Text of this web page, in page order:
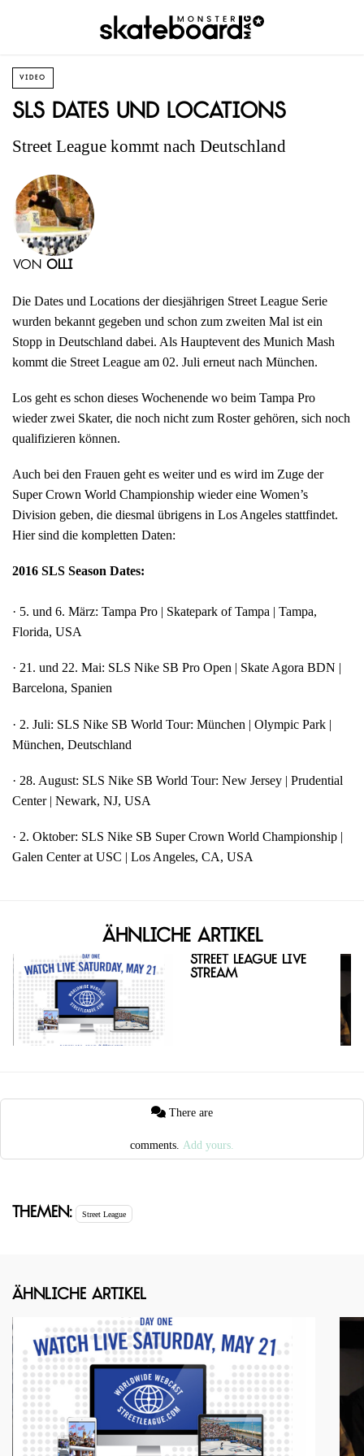
VIDEO
SLS Dates und Locations
Street League kommt nach Deutschland
von Olli
Die Dates und Locations der diesjährigen Street League Serie
wurden bekannt gegeben und schon zum zweiten Mal ist ein
Stopp in Deutschland dabei. Als Hauptevent des Munich Mash
kommt die Street League am 02. Juli erneut nach München.
Los geht es schon dieses Wochenende wo beim Tampa Pro
wieder zwei Skater, die noch nicht zum Roster gehören, sich noch
qualifizieren können.
Auch bei den Frauen geht es weiter und es wird im Zuge der
Super Crown World Championship wieder eine Women’s
Division geben, die diesmal übrigens in Los Angeles stattfindet.
Hier sind die kompletten Daten:
2016 SLS Season Dates:
· 5. und 6. März: Tampa Pro | Skatepark of Tampa | Tampa,
Florida, USA
· 21. und 22. Mai: SLS Nike SB Pro Open | Skate Agora BDN |
Barcelona, Spanien
· 2. Juli: SLS Nike SB World Tour: München | Olympic Park |
München, Deutschland
· 28. August: SLS Nike SB World Tour: New Jersey | Prudential
Center | Newark, NJ, USA
· 2. Oktober: SLS Nike SB Super Crown World Championship |
Galen Center at USC | Los Angeles, CA, USA
Ähnliche Artikel
Street League Live
Stream
comments. Add yours.
Themen: Street League
Ähnliche Artikel